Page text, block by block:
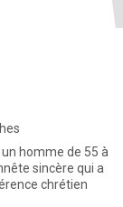
homme de 55 à
sincère qui a
chrétien